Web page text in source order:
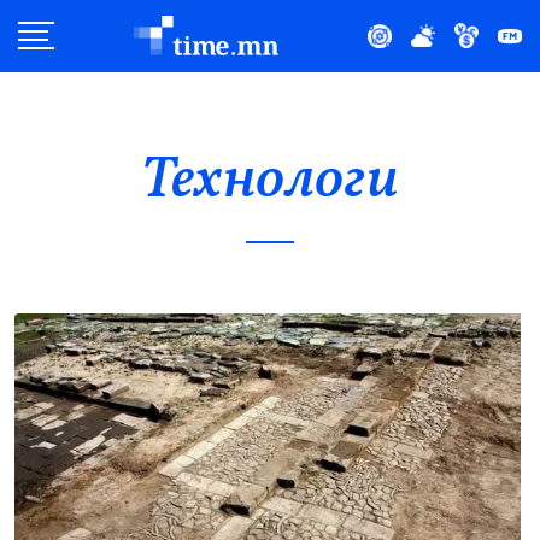
Нийгэм
Эдийн Засаг
Нийтлэлчийн Булан
Эрүүл Мэнд
Орон Нутаг
Технологи